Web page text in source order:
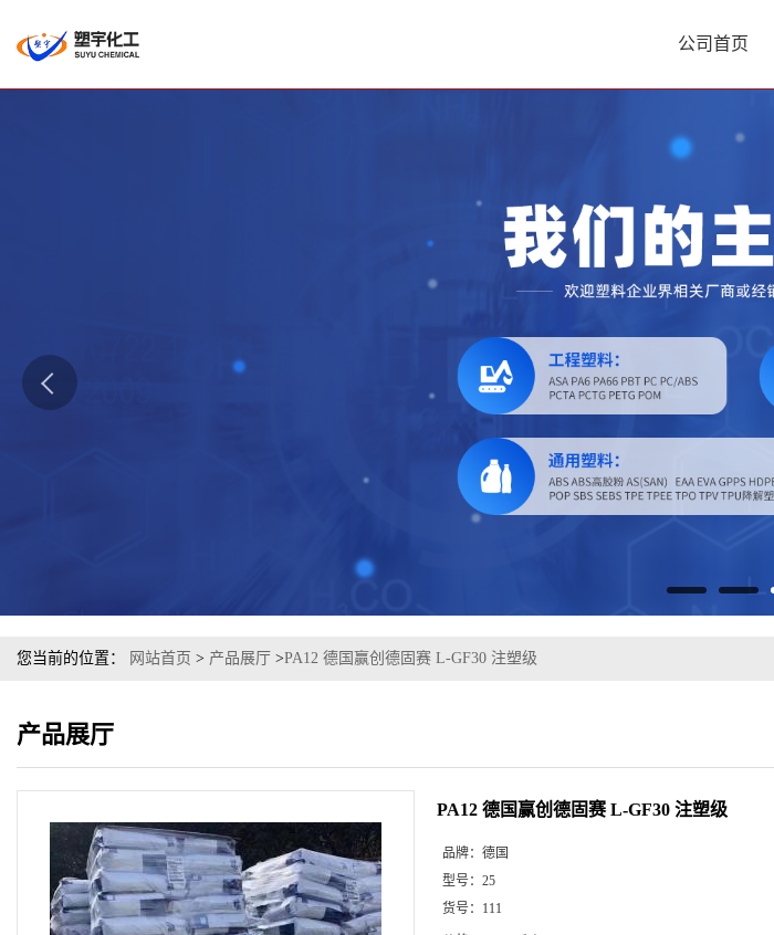
公司首页
您当前的位置： 网站首页 > 产品展厅 >PA12 德国赢创德固赛 L-GF30 注塑级
产品展厅
PA12 德国赢创德固赛 L-GF30 注塑级
品牌： 德国
型号： 25
货号： 111